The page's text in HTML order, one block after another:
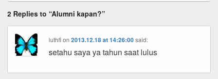
2 Replies to “Alumni kapan?”
luthfion2013.12.18 at 14:26:00 said:
setahu saya ya tahun saat lulus